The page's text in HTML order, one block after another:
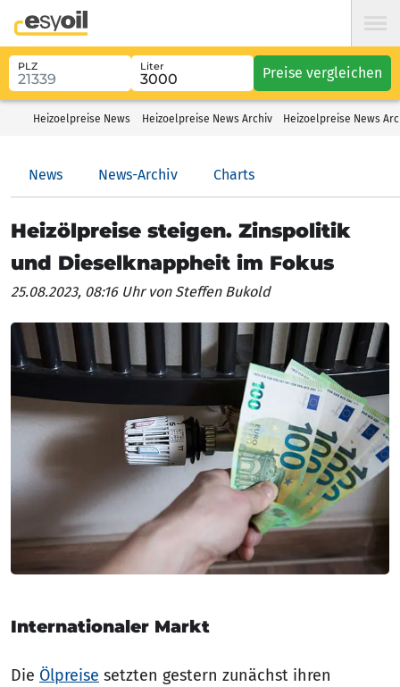
PLZ Liter Preise vergleichen
Heizoelpreise News Heizoelpreise News Archiv Heizoelpreise News
News News-Archiv Charts
Heizölpreise steigen. Zinspolitik
und Dieselknappheit im Fokus
25.08.2023, 08:16 Uhrvon Steffen Bukold
Internationaler Markt
Die Ölpreise setzten gestern zunächst ihren